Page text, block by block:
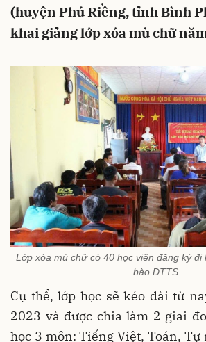
(huyện Phú Riềng, tỉnh Bình
khai giảng lớp xóa mù chữ
Lớp xóa mù chữ có 40 học viên đăng ký đi
bào DTTS
Cụ thể, lớp học sẽ kéo dài từ
2023 và được chia làm 2 giai
học 3 môn: Tiếng Việt, Toán, Tự